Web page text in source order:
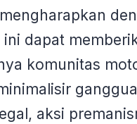
dapat
komunitas
aksi